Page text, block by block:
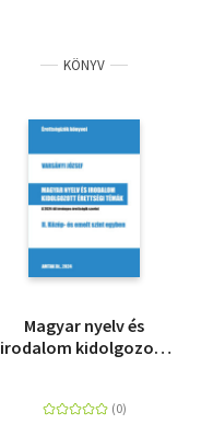
KÖNYV
Magyar nyelv és
irodalom kidolgozott
egyben